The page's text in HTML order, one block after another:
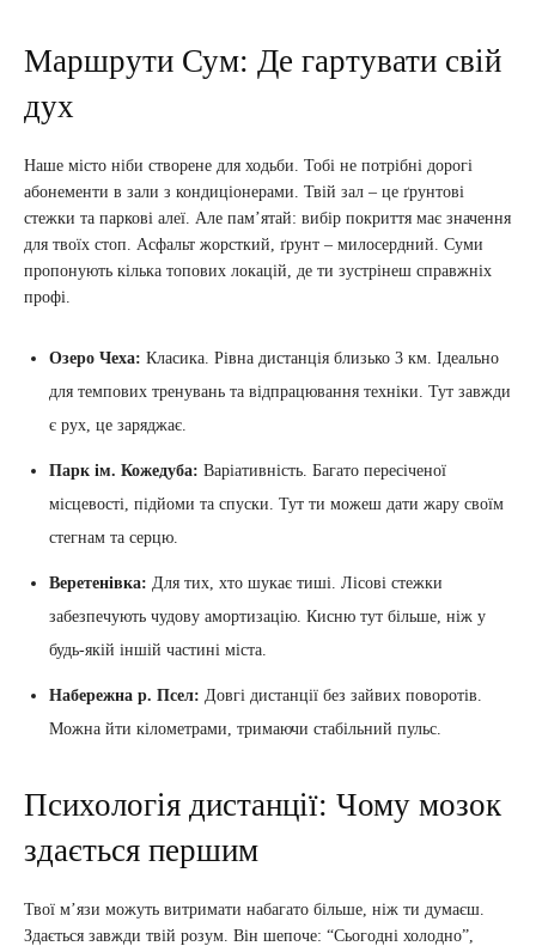
Маршрути Сум: Де гартувати свій
дух
Наше місто ніби створене для ходьби. Тобі не потрібні дорогі
абонементи в зали з кондиціонерами. Твій зал – це ґрунтові
стежки та паркові алеї. Але пам’ятай: вибір покриття має значення
для твоїх стоп. Асфальт жорсткий, ґрунт – милосердний. Суми
пропонують кілька топових локацій, де ти зустрінеш справжніх
профі.
Озеро Чеха: Класика. Рівна дистанція близько 3 км. Ідеально
для темпових тренувань та відпрацювання техніки. Тут завжди
є рух, це заряджає.
Парк ім. Кожедуба: Варіативність. Багато пересіченої
місцевості, підйоми та спуски. Тут ти можеш дати жару своїм
стегнам та серцю.
Веретенівка: Для тих, хто шукає тиші. Лісові стежки
забезпечують чудову амортизацію. Кисню тут більше, ніж у
будь-якій іншій частині міста.
Набережна р. Псел: Довгі дистанції без зайвих поворотів.
Можна йти кілометрами, тримаючи стабільний пульс.
Психологія дистанції: Чому мозок
здається першим
Твої м’язи можуть витримати набагато більше, ніж ти думаєш.
Здається завжди твій розум. Він шепоче: “Сьогодні холодно”,